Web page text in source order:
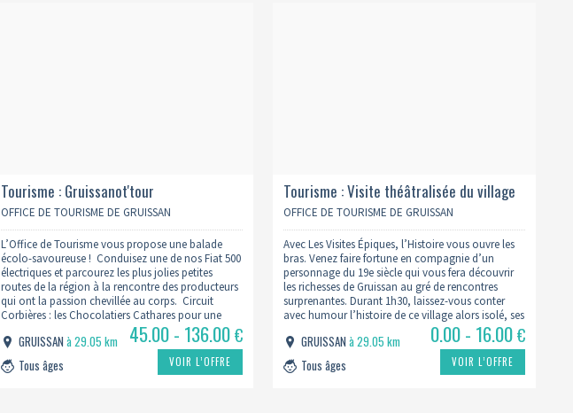
Tourisme : Gruissanot'tour
OFFICE DE TOURISME DE GRUISSAN
L’Office de Tourisme vous propose une balade
écolo-savoureuse ! Conduisez une de nos Fiat 500
électriques et parcourez les plus jolies petites
routes de la région à la rencontre des producteurs
qui ont la passion chevillée au corps. Circuit
Corbières : les Chocolatiers Cathares pour une
halte douceur, arrêt au Domaine des Cascades à
Ribaute, où nous dégusterons…
GRUISSANà 29.05 km
Tous âges
45.00 - 136.00€
VOIR L’OFFRE
Tourisme : Visite théâtralisée du village
OFFICE DE TOURISME DE GRUISSAN
Avec Les Visites Épiques, l’Histoire vous ouvre les
bras. Venez faire fortune en compagnie d’un
personnage du 19e siècle qui vous fera découvrir
les richesses de Gruissan au gré de rencontres
surprenantes. Durant 1h30, laissez-vous conter
avec humour l’histoire de ce village alors isolé, ses
techniques de pêche interdites aux terribles
répercussions, ses tempêtes redoutables…
GRUISSANà 29.05 km
Tous âges
0.00 - 16.00€
VOIR L’OFFRE